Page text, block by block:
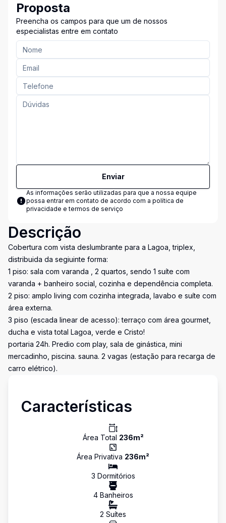
Proposta
Preencha os campos para que um de nossos
especialistas entre em contato
Enviar
As informações serão utilizadas para que a nossa equipe
possa entrar em contato de acordo com a política de
privacidade e termos de serviço
Descrição
Cobertura com vista deslumbrante para a Lagoa, triplex,
distribuida da segiuinte forma:
1 piso: sala com varanda , 2 quartos, sendo 1 suíte com
varanda + banheiro social, cozinha e dependência completa.
2 piso: amplo living com cozinha integrada, lavabo e suíte com
área externa.
3 piso (escada linear de acesso): terraço com área gourmet,
ducha e vista total Lagoa, verde e Cristo!
portaria 24h. Predio com play, sala de ginástica, mini
mercadinho, piscina. sauna. 2 vagas (estação para recarga de
carro elétrico).
Características
Área Total 236m²
Área Privativa 236m²
3 Dormitórios
4Banheiros
2 Suítes